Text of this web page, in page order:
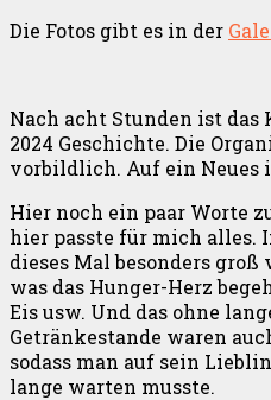
Die Fotos gibt es in der
Nach acht Stunden ist das
2024 Geschichte. Die
vorbildlich. Auf ein Neues
Hier noch ein paar Worte
hier passte für mich alles.
dieses Mal besonders
was das Hunger-Herz
Eis usw. Und das ohne
Getränkestande waren
sodass man auf sein
lange warten musste.